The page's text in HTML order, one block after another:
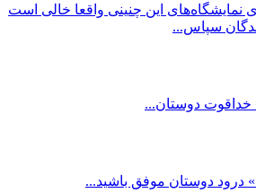
نمایشگاه‌های این چنینی واقعا خالی است
سپاس...
خداقوت دوستان...
درود دوستان موفق باشید...